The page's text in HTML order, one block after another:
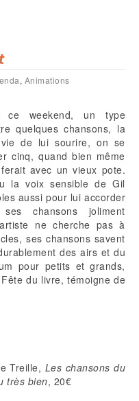
, Animations
ce weekend, un type
quelques chansons, la
de lui sourire, on se
cinq, quand bien même
avec un vieux pote.
la voix sensible de Gil
aussi pour lui accorder
chansons joliment
ne cherche pas à
ses chansons savent
des airs et du
pour petits et grands,
du livre, témoigne de
Treille, Les chansons du
très bien, 20€